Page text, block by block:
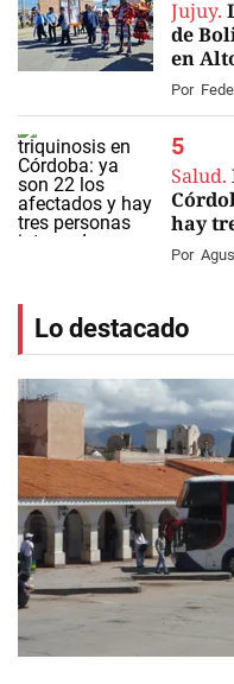
Jujuy.
de
en
Por
Salud.
hay
Por
Lo destacado